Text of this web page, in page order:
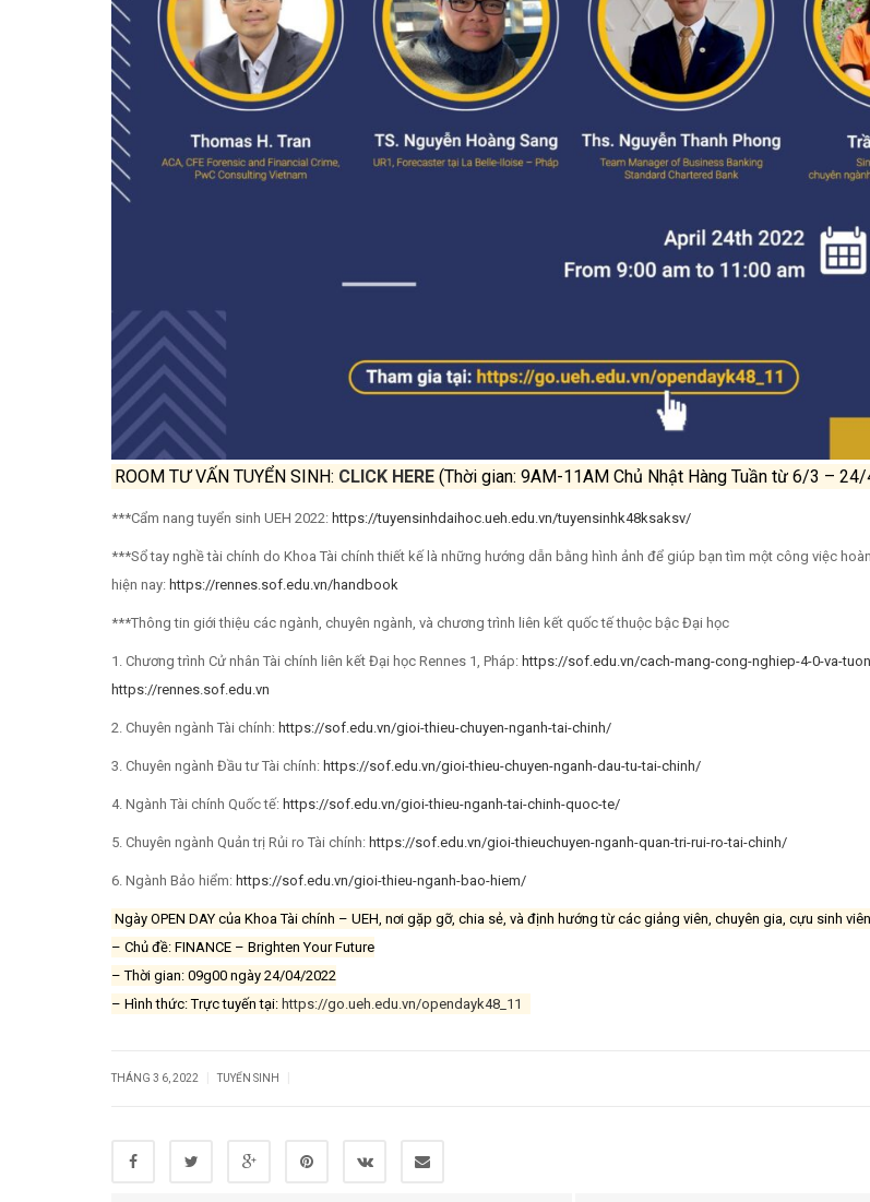
ROOM TƯ VẤN TUYỂN SINH: CLICK HERE (Thời gian: 9AM-11AM Chủ Nhật Hàng Tuần từ 6/3 –
***Cẩm nang tuyển sinh UEH 2022: https://tuyensinhdaihoc.ueh.edu.vn/tuyensinhk48ksaksv/
***Sổ tay nghề tài chính do Khoa Tài chính thiết kế là những hướng dẫn bằng hình ảnh để giúp bạn tìm một công việc
hiện nay: https://rennes.sof.edu.vn/handbook
***Thông tin giới thiệu các ngành, chuyên ngành, và chương trình liên kết quốc tế thuộc bậc Đại học
1. Chương trình Cử nhân Tài chính liên kết Đại học Rennes 1, Pháp: https://sof.edu.vn/cach-mang-cong-nghiep-4-0-va-
https://rennes.sof.edu.vn
2. Chuyên ngành Tài chính: https://sof.edu.vn/gioi-thieu-chuyen-nganh-tai-chinh/
3. Chuyên ngành Đầu tư Tài chính: https://sof.edu.vn/gioi-thieu-chuyen-nganh-dau-tu-tai-chinh/
4. Ngành Tài chính Quốc tế: https://sof.edu.vn/gioi-thieu-nganh-tai-chinh-quoc-te/
5. Chuyên ngành Quản trị Rủi ro Tài chính: https://sof.edu.vn/gioi-thieuchuyen-nganh-quan-tri-rui-ro-tai-chinh/
6. Ngành Bảo hiểm: https://sof.edu.vn/gioi-thieu-nganh-bao-hiem/
Ngày OPEN DAY của Khoa Tài chính – UEH, nơi gặp gỡ, chia sẻ, và định hướng từ các giảng viên, chuyên gia, cựu sinh
– Chủ đề: FINANCE – Brighten Your Future
– Thời gian: 09g00 ngày 24/04/2022
– Hình thức: Trực tuyến tại: https://go.ueh.edu.vn/opendayk48_11
THÁNG 3 6, 2022 TUYỂN SINH